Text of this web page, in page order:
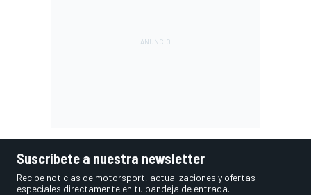
Suscríbete a nuestra newsletter
Recibe noticias de motorsport, actualizaciones y ofertas
especiales directamente en tu bandeja de entrada.